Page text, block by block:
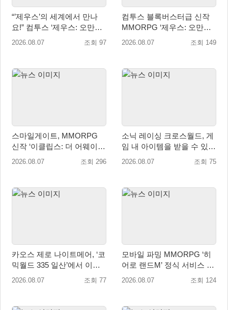
“’제우스’의 세계에서 만나
요!” 컴투스 ‘제우스: 오만의
신’ 쇼케이스 찾은 배우 박지
2026.08.07 조회 97
컴투스 블록버스터급 신작
MMORPG ‘제우스: 오만의
신’, 8월 26일 출시!
2026.08.07 조회 149
스마일게이트, MMORPG
신작 ‘이클립스: 더 어웨이크
닝’ 9월 10일 론칭!
2026.08.07 조회 296
소닉 레이싱 크로스월드, 게
임 내 아이템을 받을 수 있는
‘레전드 대회 라운드 7’ 개최!
2026.08.07 조회 75
카오스 제로 나이트메어, ‘코
믹월드 335 일산’에서 이용
자 소통 예고
2026.08.07 조회 77
모바일 파밍 MMORPG ‘히
어로 랜드M’ 정식 서비스 돌
입
2026.08.07 조회 124